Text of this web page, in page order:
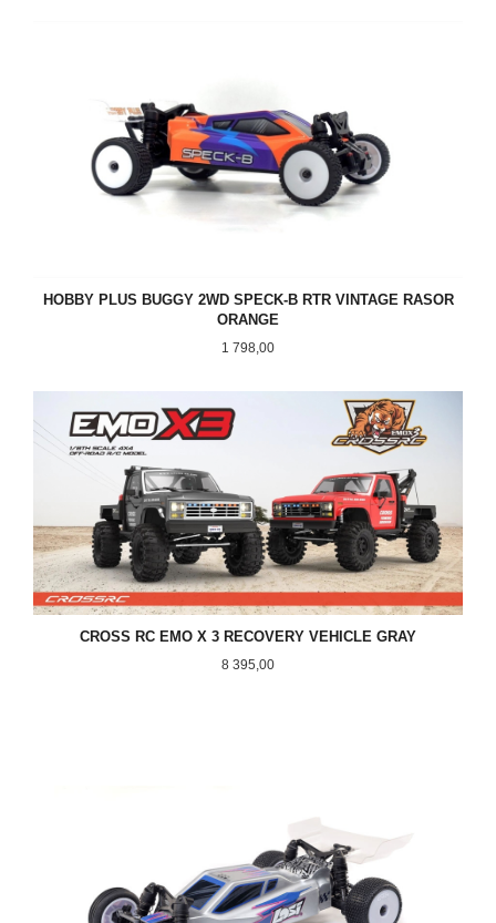
HOBBY PLUS BUGGY 2WD SPECK-B RTR VINTAGE RASOR
ORANGE
Pris
1 798,00
CROSS RC EMO X 3 RECOVERY VEHICLE GRAY
Pris
8 395,00